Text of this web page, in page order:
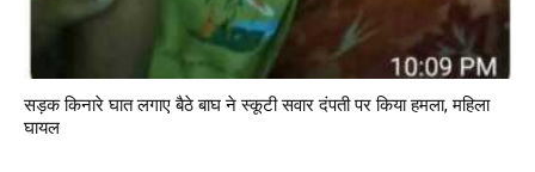
सड़क किनारे घात लगाए बैठे बाघ ने स्कूटी सवार दंपती पर किया हमला, महिला
घायल